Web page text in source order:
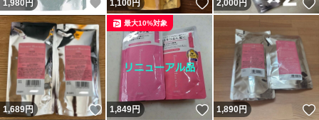
1,980円 いいね！
1,100円 いいね！
2,000円
1,689円 いいね！
1,849円 いいね！
最大10%対象
1,890円